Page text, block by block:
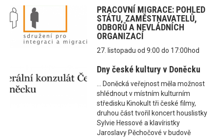
PRACOVNÍ MIGRACE: POHLED
STÁTU, ZAMĚSTNAVATELŮ,
ODBORŮ A NEVLÁDNÍCH
ORGANIZACÍ
27. listopadu od 9:00 do 17:00hod
Dny české kultury v Doněcku
... Doněcká veřejnost měla možnost
shlédnout v místním kulturním
středisku Kinokult tři české filmy,
druhou část tvořil koncert houslistky
Sylvie Hessové a klavíristky
Jaroslavy Pěchočové v budově